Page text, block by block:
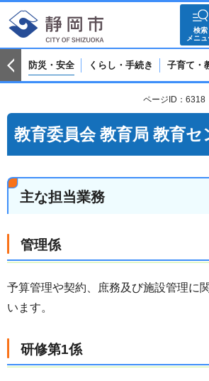
検索
メニュ
防災・安全 くらし・手続き 子育て・
ページID：6318
教育委員会 教育局 教育セ
主な担当業務
管理係
予算管理や契約、庶務及び施設管理に
います。
研修第1係